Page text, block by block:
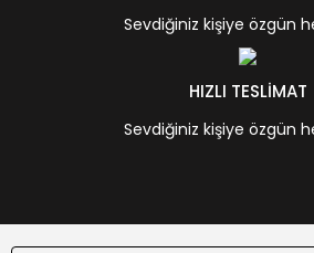
Sevdiğiniz kişiye özgün
HIZLI TESLİMAT
Sevdiğiniz kişiye özgün